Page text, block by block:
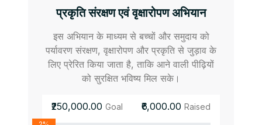
प्रकृति संरक्षण एवं वृक्षारोपण अभियान
इस अभियान के माध्यम से बच्चों और समुदाय को
पर्यावरण संरक्षण, वृक्षारोपण और प्रकृति से जुड़ाव के
लिए प्रेरित किया जाता है, ताकि आने वाली पीढ़ियों
को सुरक्षित भविष्य मिल सके।
₹250,000.00 Goal ₹6,000.00 Raised